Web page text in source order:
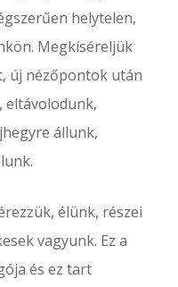
helytelen,
Megkíséreljük
új nézőpontok után
állunk,
élünk, részei
vagyunk. Ez a
és ez tart